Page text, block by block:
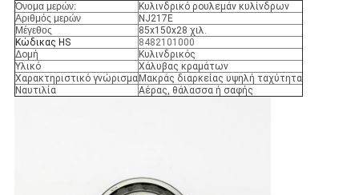
Όνομα μερών:
Κυλινδρικό ρουλεμάν κυλίνδρων
Αριθμός μερών
NJ217E
Μέγεθος
85x150x28 χιλ.
Κώδικας HS
8482101000
Δομή
Κυλινδρικός
Υλικό
Χάλυβας κραμάτων
Χαρακτηριστικό γνώρισμα Μακράς διαρκείας υψηλή ταχύτητα
Ναυτιλία
Αέρας, θάλασσα ή σαφής